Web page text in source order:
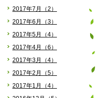
2017年7月（2）
2017年6月（3）
2017年5月（4）
2017年4月（6）
2017年3月（4）
2017年2月（5）
2017年1月（4）